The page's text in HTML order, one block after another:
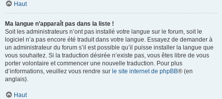
Haut
Ma langue n’apparaît pas dans la liste !
Soit les administrateurs n’ont pas installé votre langue sur le forum, soit le
logiciel n’a pas encore été traduit dans votre langue. Essayez de demander à
un administrateur du forum s’il est possible qu’il puisse installer la langue que
vous souhaitez. Si la traduction désirée n’existe pas, vous êtes libre de vous
porter volontaire et commencer une nouvelle traduction. Pour plus
d’informations, veuillez vous rendre sur le site internet de phpBB® (en
anglais).
Haut